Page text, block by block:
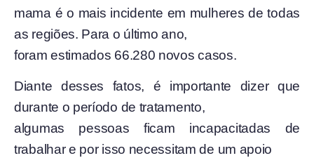
mama é o mais incidente em mulheres de todas
as regiões. Para o último ano,
foram estimados 66.280 novos casos.
Diante desses fatos, é importante dizer que
durante o período de tratamento,
algumas pessoas ficam incapacitadas de
trabalhar e por isso necessitam de um apoio